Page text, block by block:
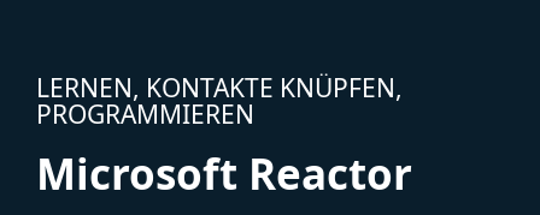
LERNEN, KONTAKTE KNÜPFEN,
PROGRAMMIEREN
Microsoft Reactor